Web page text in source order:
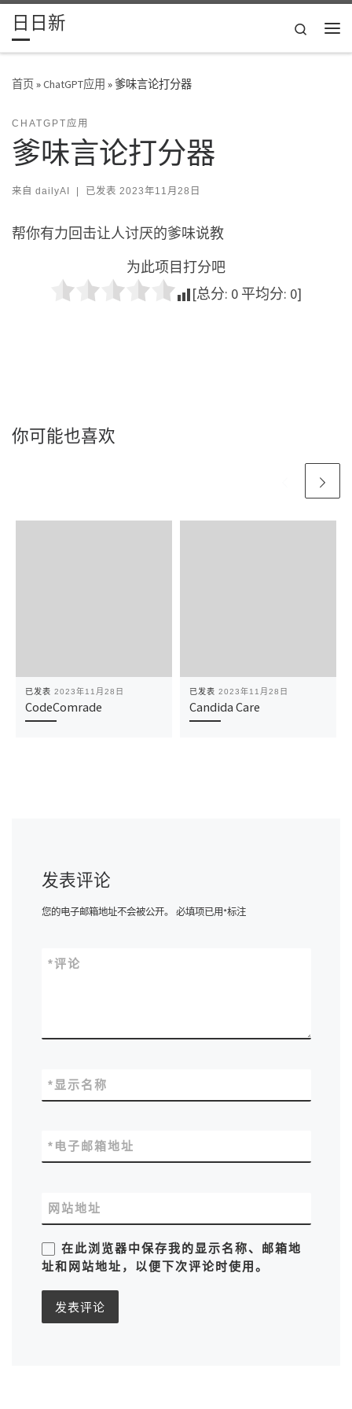
Skip to content
日日新
Search
首页»ChatGPT应用 »爹味言论打分器
CHATGPT应用
爹味言论打分器
来自 dailyAI | 已发表 2023年11月28日
帮你有力回击让人讨厌的爹味说教
为此项目打分吧
[总分: 0 平均分: 0]
你可能也喜欢
已发表 2023年11月28日
CodeComrade
已发表 2023年11月28日
Candida Care
发表评论
您的电子邮箱地址不会被公开。 必填项已用*标注
评论
*
显示名称
*
电子邮箱地址
*
网站地址
在此浏览器中保存我的显示名称、邮箱地
址和网站地址，以便下次评论时使用。